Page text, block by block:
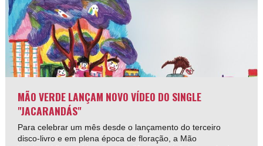
MÃO VERDE LANÇAM NOVO VÍDEO DO SINGLE
"JACARANDÁS"
Para celebrar um mês desde o lançamento do terceiro
disco-livro e em plena época de floração, a Mão